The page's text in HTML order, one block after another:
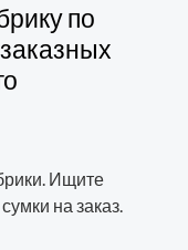
по
Ищите
на заказ.